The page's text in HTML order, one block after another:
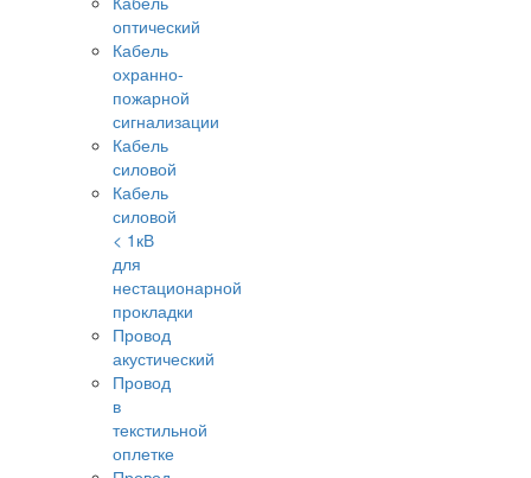
оптический
Кабель
охранно-
пожарной
сигнализации
Кабель
силовой
Кабель
силовой
< 1кВ
для
нестационарной
прокладки
Провод
акустический
Провод
в
текстильной
оплетке